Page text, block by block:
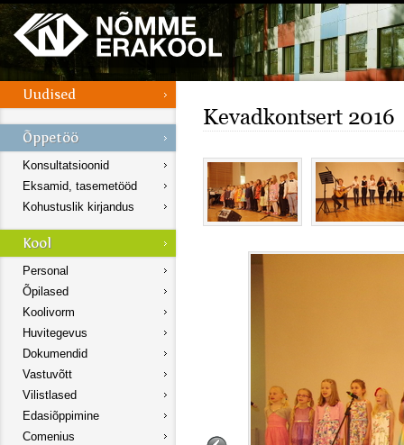
Konsultatsioonid
Eksamid, tasemetööd
Kohustuslik kirjandus
Personal
Õpilased
Koolivorm
Huvitegevus
Dokumendid
Vastuvõtt
Vilistlased
Edasiõppimine
Comenius
Kevadkontsert 2016